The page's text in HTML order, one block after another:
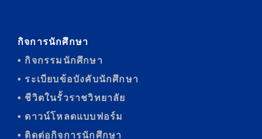
กิจการนักศึกษา
• กิจกรรมนักศึกษา
• ระเบียบข้อบังคับนักศึกษา
• ชีวิตในรั้วราชวิทยาลัย
• ดาวน์โหลดแบบฟอร์ม
• ติดต่อกิจการนักศึกษา